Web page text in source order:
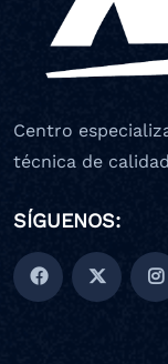
Centro
técnica de
SÍGUENOS: